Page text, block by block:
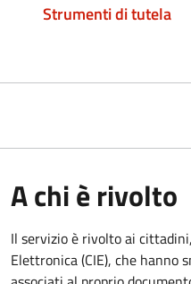
Strumenti di tutela
A chi è rivolto
Il servizio è rivolto ai
Elettronica (CIE), che hanno